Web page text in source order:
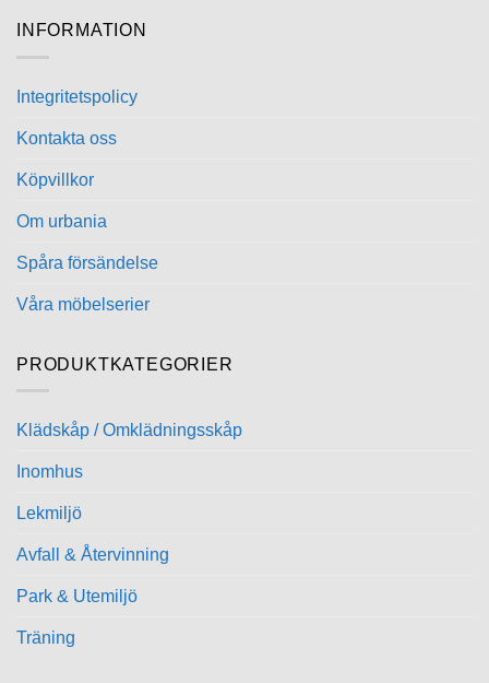
INFORMATION
Integritetspolicy
Kontakta oss
Köpvillkor
Om urbania
Spåra försändelse
Våra möbelserier
PRODUKTKATEGORIER
Klädskåp / Omklädningsskåp
Inomhus
Lekmiljö
Avfall & Återvinning
Park & Utemiljö
Träning